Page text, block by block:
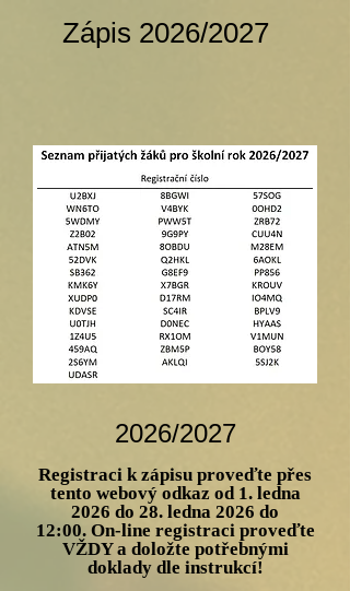
Zápis 2026/2027
2026/2027
Registraci k zápisu proveďte přes
tento webový odkaz od 1. ledna
2026 do 28. ledna 2026 do
12:00. On-line registraci proveďte
VŽDY a doložte potřebnými
doklady dle instrukcí!